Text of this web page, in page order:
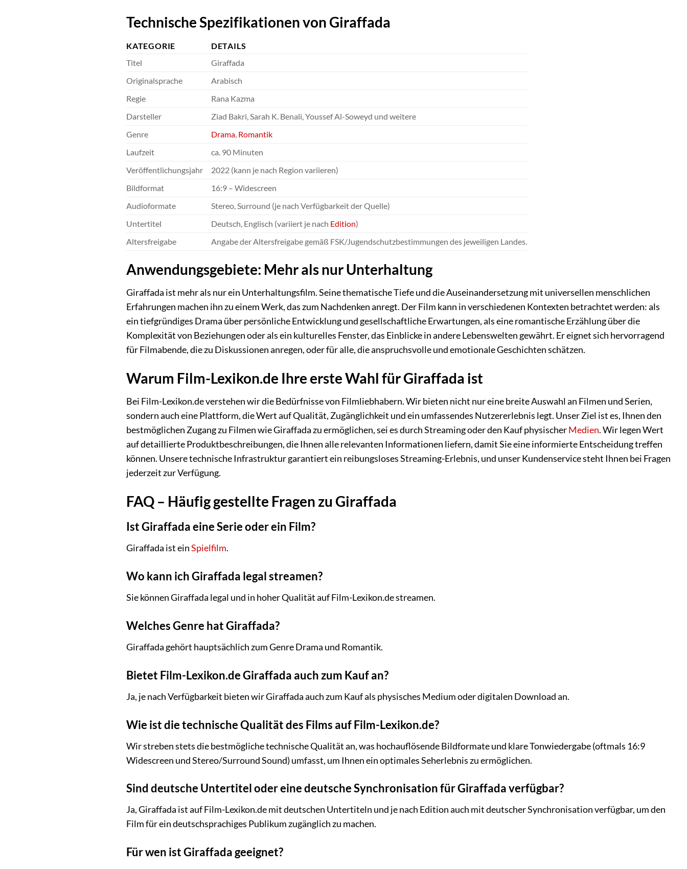
Technische Spezifikationen von Giraffada
KATEGORIE
DETAILS
Titel
Giraffada
Originalsprache
Arabisch
Regie
Rana Kazma
Darsteller
Ziad Bakri, Sarah K. Benali, Youssef Al-Soweyd und weitere
Genre
Drama, Romantik
Laufzeit
ca. 90 Minuten
Veröffentlichungsjahr
2022 (kann je nach Region variieren)
Bildformat
16:9 – Widescreen
Audioformate
Stereo, Surround (je nach Verfügbarkeit der Quelle)
Untertitel
Deutsch, Englisch (variiert je nach Edition)
Altersfreigabe
Angabe der Altersfreigabe gemäß FSK/Jugendschutzbestimmungen des jeweiligen Landes.
Anwendungsgebiete: Mehr als nur Unterhaltung
Giraffada ist mehr als nur ein Unterhaltungsfilm. Seine thematische Tiefe und die Auseinandersetzung mit universellen menschlichen
Erfahrungen machen ihn zu einem Werk, das zum Nachdenken anregt. Der Film kann in verschiedenen Kontexten betrachtet werden: als
ein tiefgründiges Drama über persönliche Entwicklung und gesellschaftliche Erwartungen, als eine romantische Erzählung über die
Komplexität von Beziehungen oder als ein kulturelles Fenster, das Einblicke in andere Lebenswelten gewährt. Er eignet sich hervorragend
für Filmabende, die zu Diskussionen anregen, oder für alle, die anspruchsvolle und emotionale Geschichten schätzen.
Warum Film-Lexikon.de Ihre erste Wahl für Giraffada ist
Bei Film-Lexikon.de verstehen wir die Bedürfnisse von Filmliebhabern. Wir bieten nicht nur eine breite Auswahl an Filmen und Serien,
sondern auch eine Plattform, die Wert auf Qualität, Zugänglichkeit und ein umfassendes Nutzererlebnis legt. Unser Ziel ist es, Ihnen den
bestmöglichen Zugang zu Filmen wie Giraffada zu ermöglichen, sei es durch Streaming oder den Kauf physischerMedien. Wir legen Wert
auf detaillierte Produktbeschreibungen, die Ihnen alle relevanten Informationen liefern, damit Sie eine informierte Entscheidung treffen
können. Unsere technische Infrastruktur garantiert ein reibungsloses Streaming-Erlebnis, und unser Kundenservice steht Ihnen bei Fragen
jederzeit zur Verfügung.
FAQ – Häufig gestellte Fragen zu Giraffada
Ist Giraffada eine Serie oder ein Film?
Giraffada ist einSpielfilm.
Wo kann ich Giraffada legal streamen?
Sie können Giraffada legal und in hoher Qualität auf Film-Lexikon.de streamen.
Welches Genre hat Giraffada?
Giraffada gehört hauptsächlich zum Genre Drama und Romantik.
Bietet Film-Lexikon.de Giraffada auch zum Kauf an?
Ja, je nach Verfügbarkeit bieten wir Giraffada auch zum Kauf als physisches Medium oder digitalen Download an.
Wie ist die technische Qualität des Films auf Film-Lexikon.de?
Wir streben stets die bestmögliche technische Qualität an, was hochauflösende Bildformate und klare Tonwiedergabe (oftmals 16:9
Widescreen und Stereo/Surround Sound) umfasst, um Ihnen ein optimales Seherlebnis zu ermöglichen.
Sind deutsche Untertitel oder eine deutsche Synchronisation für Giraffada verfügbar?
Ja, Giraffada ist auf Film-Lexikon.de mit deutschen Untertiteln und je nach Edition auch mit deutscher Synchronisation verfügbar, um den
Film für ein deutschsprachiges Publikum zugänglich zu machen.
Für wen ist Giraffada geeignet?